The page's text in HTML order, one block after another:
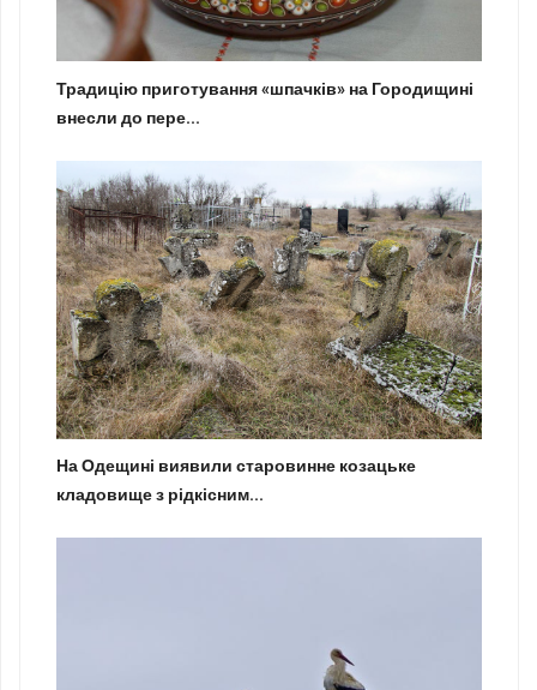
Традицію приготування «шпачків» на Городищині
внесли до пере...
На Одещині виявили старовинне козацьке
кладовище з рідкісним...